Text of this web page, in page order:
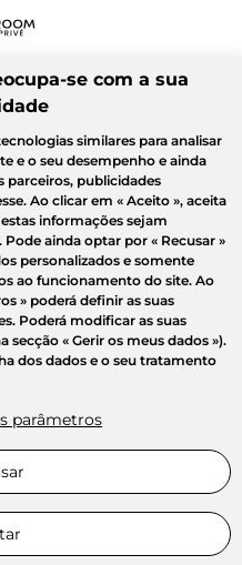
se com a sua
similares para analisar
e o seu desempenho e ainda
parceiros, publicidades
Ao clicar em « Aceito », aceita
informações sejam
Pode ainda optar por « Recusar »
personalizados e somente
ao funcionamento do site. Ao
» poderá definir as suas
Poderá modificar as suas
« Gerir os meus dados »).
dos dados e o seu tratamento
parâmetros